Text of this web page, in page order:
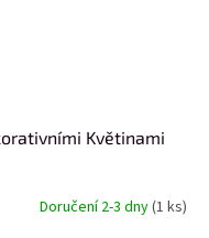
Květinami
Doručení 2-3 dny(1 ks)